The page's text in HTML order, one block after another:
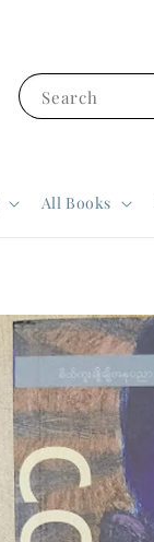
Search
All Books